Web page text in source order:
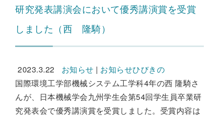
研究発表講演会において優秀講演賞を受賞
しました（西 隆騎）
2023.3.22 お知らせ | お知らせひびきの
国際環境工学部機械システム工学科4年の西 隆騎さ
んが、日本機械学会九州学生会第54回学生員卒業研
究発表会で優秀講演賞を受賞しました。受賞内容は